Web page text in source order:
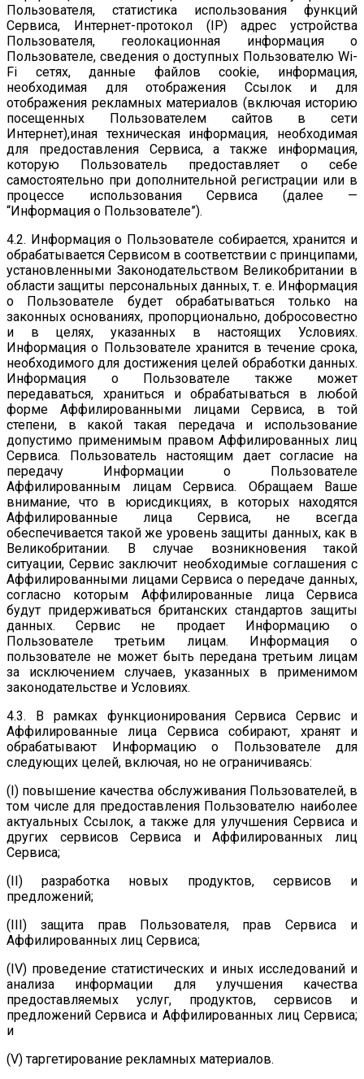
Пользователя, статистика использования функций
Сервиса, Интернет-протокол (IP) адрес устройства
Пользователя, геолокационная информация о
Пользователе, сведения о доступных Пользователю Wi-
Fi сетях, данные файлов cookie, информация,
необходимая для отображения Ссылок и для
отображения рекламных материалов (включая историю
посещенных Пользователем сайтов в сети
Интернет),иная техническая информация, необходимая
для предоставления Сервиса, а также информация,
которую Пользователь предоставляет о себе
самостоятельно при дополнительной регистрации или в
процессе использования Сервиса (далее —
“Информация о Пользователе”).
4.2. Информация о Пользователе собирается, хранится и
обрабатывается Сервисом в соответствии с принципами,
установленными Законодательством Великобритании в
области защиты персональных данных, т. е. Информация
о Пользователе будет обрабатываться только на
законных основаниях, пропорционально, добросовестно
и в целях, указанных в настоящих Условиях.
Информация о Пользователе хранится в течение срока,
необходимого для достижения целей обработки данных.
Информация о Пользователе также может
передаваться, храниться и обрабатываться в любой
форме Аффилированными лицами Сервиса, в той
степени, в какой такая передача и использование
допустимо применимым правом Аффилированных лиц
Сервиса. Пользователь настоящим дает согласие на
передачу Информации о Пользователе
Аффилированным лицам Сервиса. Обращаем Ваше
внимание, что в юрисдикциях, в которых находятся
Аффилированные лица Сервиса, не всегда
обеспечивается такой же уровень защиты данных, как в
Великобритании. В случае возникновения такой
ситуации, Сервис заключит необходимые соглашения с
Аффилированными лицами Сервиса о передаче данных,
согласно которым Аффилированные лица Сервиса
будут придерживаться британских стандартов защиты
данных. Сервис не продает Информацию о
Пользователе третьим лицам. Информация о
пользователе не может быть передана третьим лицам
за исключением случаев, указанных в применимом
законодательстве и Условиях.
4.3. В рамках функционирования Сервиса Сервис и
Аффилированные лица Сервиса собирают, хранят и
обрабатывают Информацию о Пользователе для
следующих целей, включая, но не ограничиваясь:
(I) повышение качества обслуживания Пользователей, в
том числе для предоставления Пользователю наиболее
актуальных Ссылок, а также для улучшения Сервиса и
других сервисов Сервиса и Аффилированных лиц
Сервиса;
(II) разработка новых продуктов, сервисов и
предложений;
(III) защита прав Пользователя, прав Сервиса и
Аффилированных лиц Сервиса;
(IV) проведение статистических и иных исследований и
анализа информации для улучшения качества
предоставляемых услуг, продуктов, сервисов и
предложений Сервиса и Аффилированных лиц Сервиса;
и
(V) таргетирование рекламных материалов.